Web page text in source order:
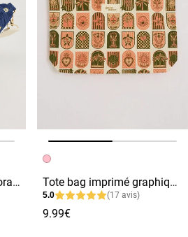
Sac banane broderies florales femme
Image précédente
Image suivante
Tote bag imprimé graphique femme
5.0 (17 avis)
9.99€